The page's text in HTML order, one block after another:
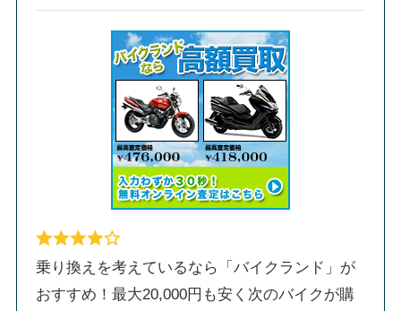
乗り換えを考えているなら「バイクランド」が
おすすめ！最大20,000円も安く次のバイクが購